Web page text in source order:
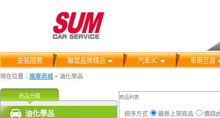
安裝服務 聯盟品牌精品 汽車3C 車用百貨
現在位置： 瘋摩商城 > 油化學品
商品分類
油化學品
商品列表
排序方式 最新上架商品 價錢